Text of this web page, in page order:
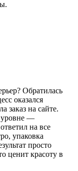
Обратилась
оказался
заказ на сайте.
уровне —
на все
упаковка
просто
ценит красоту в